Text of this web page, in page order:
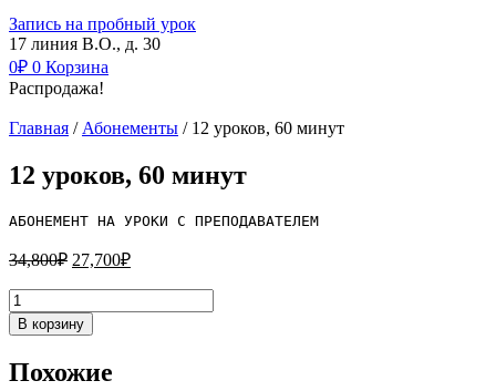
Запись на пробный урок
17 линия В.О., д. 30
0₽ 0 Корзина
Распродажа!
Главная /Абонементы / 12 уроков, 60 минут
12 уроков, 60 минут
АБОНЕМЕНТ НА УРОКИ С ПРЕПОДАВАТЕЛЕМ
34,800₽ Первоначальная
составляла
34,800₽.
27,700₽Текущая
Количество
товара
12
60
В корзину
Похожие